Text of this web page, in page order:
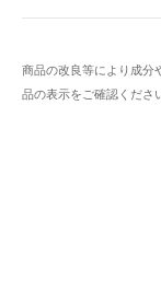
商品の改良等により成分
品の表示をご確認くださ